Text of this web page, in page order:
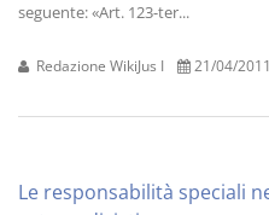
seguente: «Art. 123-ter...
Redazione WikiJus I 21/04/2011
Le responsabilità speciali